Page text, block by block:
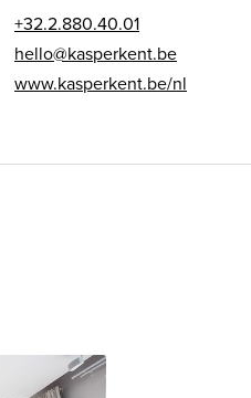
+32.2.880.40.01
hello@kasperkent.be
www.kasperkent.be/nl